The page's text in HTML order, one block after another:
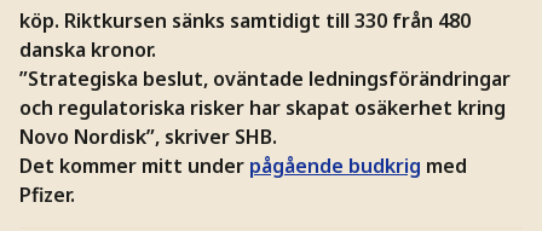
köp. Riktkursen sänks samtidigt till 330 från 480
danska kronor.
”Strategiska beslut, oväntade ledningsförändringar
och regulatoriska risker har skapat osäkerhet kring
Novo Nordisk”, skriver SHB.
Det kommer mitt under pågående budkrig med
Pfizer.